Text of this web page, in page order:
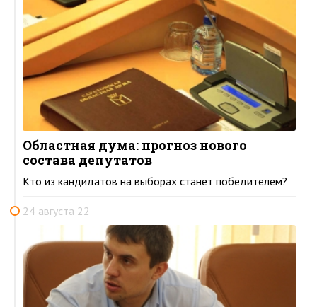
Областная дума: прогноз нового
состава депутатов
Кто из кандидатов на выборах станет победителем?
24 августа 22